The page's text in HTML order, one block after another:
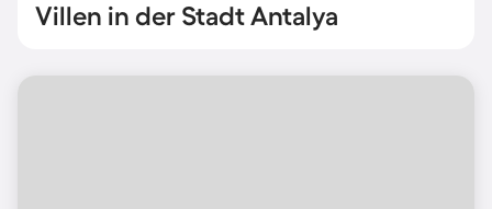
Villen in der Stadt Antalya